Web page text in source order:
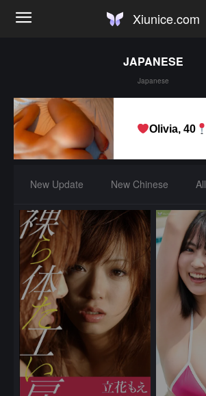
Xiunice.com
JAPANESE
Japanese
Olivia, 40
New Update New Chinese All